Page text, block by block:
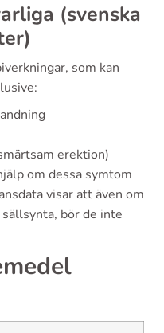
(svenska
som kan
erektion)
om dessa symtom
visar att även om
bör de inte